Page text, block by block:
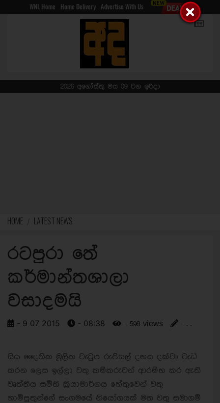
WNL Home Home Delivery Advertise With Us
2026 අගෝස්තු මස 09 වන ඉරිදා
HOME LATEST NEWS
රටපුරා තේ
කර්මාන්තශාලා
වසාදමයි
- 9 07 2015 - 08:38 - 596 views - . .
සිය දෛනික මූලික වැටුප රුපියල් දහස දක්වා වැඩි
කරන ලෙස ඉල්ලා වතු කම්කරුවන් ආරම්භ කර ඇති
වෘත්තීය සමිති ක්‍රියාමාර්ගය හේතුවෙන් වතු
හාම්පුතුන්ගේ සංගමයේ නියෝගයක් මත වතු සමාගම්